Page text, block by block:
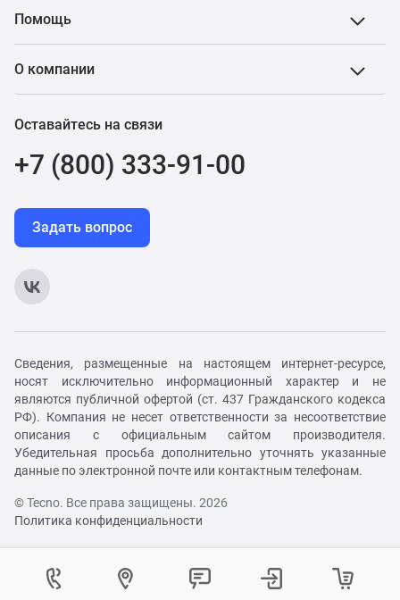
Помощь
О компании
Оставайтесь на связи
+7 (800) 333-91-00
Задать вопрос
Сведения, размещенные на настоящем интернет-ресурсе,
носят исключительно информационный характер и не
являются публичной офертой (ст. 437 Гражданского кодекса
РФ). Компания не несет ответственности за несоответствие
описания с официальным сайтом производителя.
Убедительная просьба дополнительно уточнять указанные
данные по электронной почте или контактным телефонам.
© Tecno. Все права защищены. 2026
Политика конфиденциальности
Контактный центр
Как вам удобнее с нами связаться?
Выберите город
Изменение города
Войти в личный кабинет